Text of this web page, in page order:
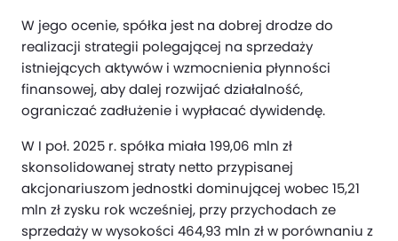
W jego ocenie, spółka jest na dobrej drodze do
realizacji strategii polegającej na sprzedaży
istniejących aktywów i wzmocnienia płynności
finansowej, aby dalej rozwijać działalność,
ograniczać zadłużenie i wypłacać dywidendę.
W I poł. 2025 r. spółka miała 199,06 mln zł
skonsolidowanej straty netto przypisanej
akcjonariuszom jednostki dominującej wobec 15,21
mln zł zysku rok wcześniej, przy przychodach ze
sprzedaży w wysokości 464,93 mln zł w porównaniu z